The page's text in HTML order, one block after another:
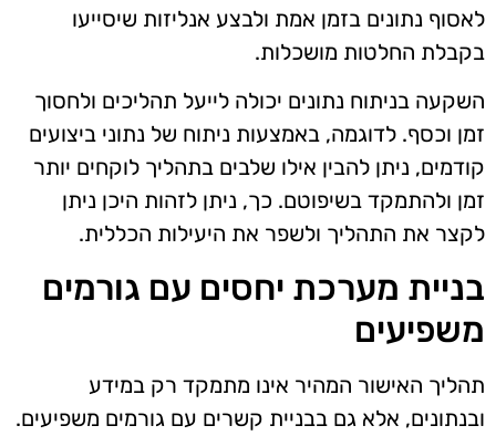
לאסוף נתונים בזמן אמת ולבצע אנליזות שיסייעו
בקבלת החלטות מושכלות.
השקעה בניתוח נתונים יכולה לייעל תהליכים ולחסוך
זמן וכסף. לדוגמה, באמצעות ניתוח של נתוני ביצועים
קודמים, ניתן להבין אילו שלבים בתהליך לוקחים יותר
זמן ולהתמקד בשיפוטם. כך, ניתן לזהות היכן ניתן
לקצר את התהליך ולשפר את היעילות הכללית.
בניית מערכת יחסים עם גורמים
משפיעים
תהליך האישור המהיר אינו מתמקד רק במידע
ובנתונים, אלא גם בבניית קשרים עם גורמים משפיעים.